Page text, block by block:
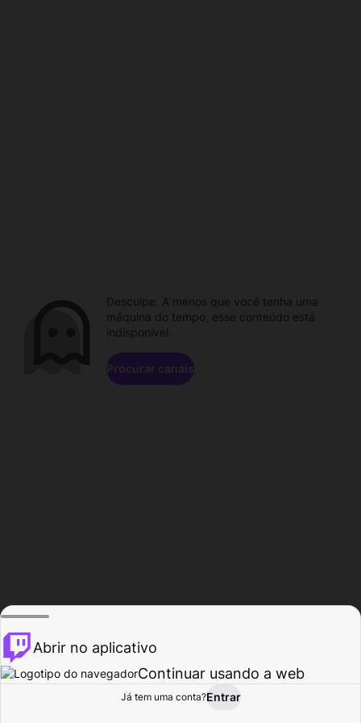
Procurar Atividade
Desculpe. A menos que você tenha uma
máquina do tempo, esse conteúdo está
indisponível.
Procurar canais
Abrir no aplicativo
Continuar usando a web
Já tem uma conta?Entrar